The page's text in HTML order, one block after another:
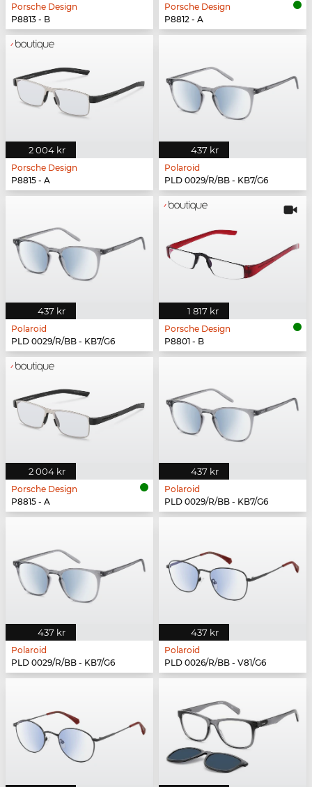
Porsche Design
P8813 - B
Porsche Design
P8812 - A
2 004 kr
Porsche Design
P8815 - A
437 kr
Polaroid
PLD 0029/R/BB - KB7/G6
437 kr
Polaroid
PLD 0029/R/BB - KB7/G6
1 817 kr
Porsche Design
P8801 - B
2 004 kr
Porsche Design
P8815 - A
437 kr
Polaroid
PLD 0029/R/BB - KB7/G6
437 kr
Polaroid
PLD 0029/R/BB - KB7/G6
437 kr
Polaroid
PLD 0026/R/BB - V81/G6